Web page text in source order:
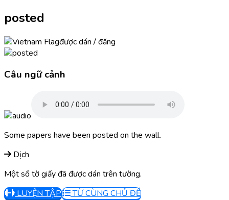
posted
được dán / đăng
Câu ngữ cảnh
Some papers have been posted on the wall.
Dịch
Một số tờ giấy đã được dán trên tường.
LUYỆN TẬP
TỪ CÙNG CHỦ ĐỀ